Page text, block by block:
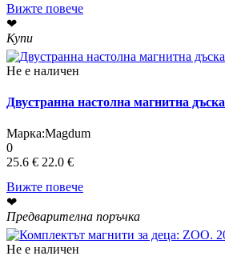
Вижте повече
❤
Купи
Не е наличен
Двустранна настолна магнитна
Марка:Magdum
0
25.6 € 22.0 €
Вижте повече
❤
Предварителна поръчка
Не е наличен